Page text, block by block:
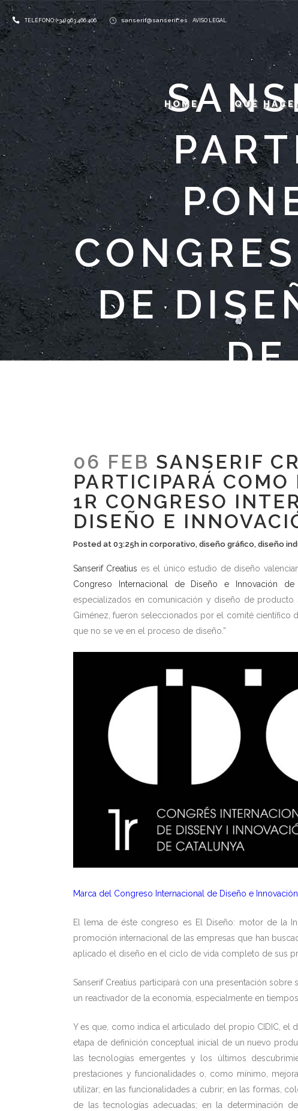
TELÉFONO: (+34) 963 466 406 sanserif@sanserif.es AVISO LEGAL
HOME QUÉ
DE
06 FEB SANSERIF
PARTICIPARÁ
1R CONGRESO
DISEÑO E
Posted at 03:25h in corporativo, diseño gráfico, diseño
Sanserif Creatius es el único estudio de diseño
Congreso Internacional de Diseño e Innovación de
especializados en comunicación y diseño de
Giménez, fueron seleccionados por el comité científico
que no se ve en el proceso de diseño.”
Marca del Congreso Internacional de Diseño e
El lema de éste congreso es El Diseño: motor de la
promoción internacional de las empresas que han
aplicado el diseño en el ciclo de vida completo de sus
Sanserif Creatius participará con una presentación
un reactivador de la economía, especialmente en
Y es que, como indica el articulado del propio CIDIC, el
etapa de definición conceptual inicial de un nuevo
las tecnologías emergentes y los últimos
prestaciones y funcionalidades o, como mínimo,
utilizar; en las funcionalidades a cubrir; en las formas,
de las tecnologías adecuadas; en la determinación